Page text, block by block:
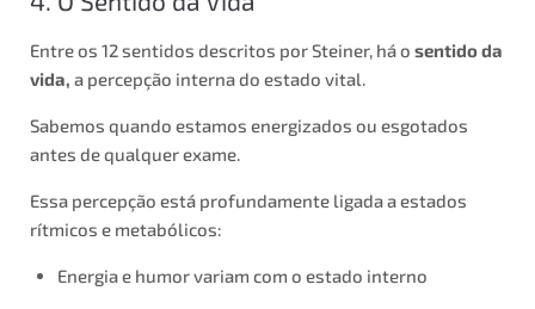
Entre os 12 sentidos descritos por Steiner, há o sentido da
vida, a percepção interna do estado vital.
Sabemos quando estamos energizados ou esgotados
antes de qualquer exame.
Essa percepção está profundamente ligada a estados
rítmicos e metabólicos:
Energia e humor variam com o estado interno